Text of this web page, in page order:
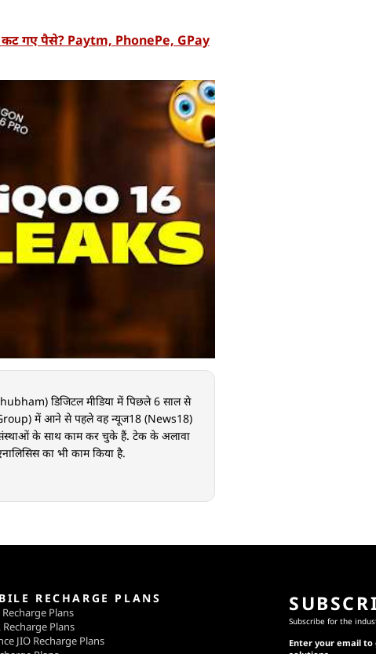
गए पैसे? Paytm, PhonePe, GPay
डिजिटल मीडिया में पिछले 6 साल से
Group) में आने से पहले वह न्यूज18 (News18)
के साथ काम कर चुके हैं. टेक के अलावा
का भी काम किया है.
RECHARGE PLANS
Plans
Recharge Plans
JIO Recharge Plans
Subscribe for the
Enter your email